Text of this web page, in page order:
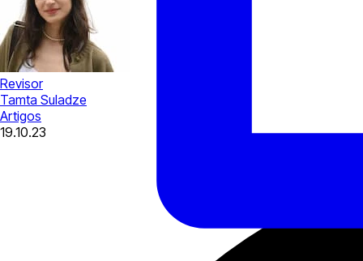
Revisor
Tamta Suladze
Artigos
19.10.23